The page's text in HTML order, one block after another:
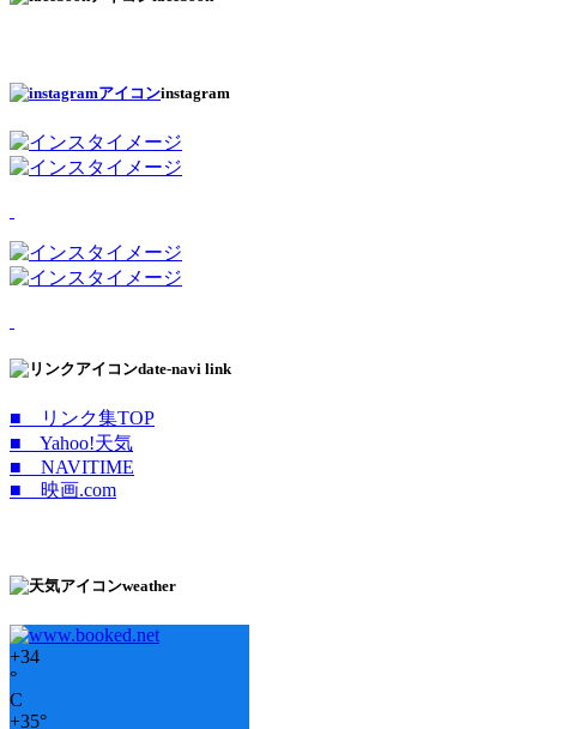
instagram
date-navi link
■ リンク集TOP
■ Yahoo!天気
■ NAVITIME
■ 映画.com
weather
+34
°
C
+35°